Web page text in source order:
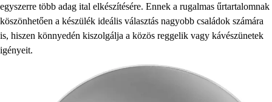
egyszerre több adag ital elkészítésére. Ennek a rugalmas űrtartalomnak
köszönhetően a készülék ideális választás nagyobb családok számára
is, hiszen könnyedén kiszolgálja a közös reggelik vagy kávészünetek
igényeit.